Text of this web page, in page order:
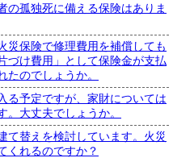
の孤独死に備える保険はありま
災保険で修理費用を補償しても
づけ費用」として保険金が支払
たのでしょうか。
る予定ですが、家財については
。大丈夫でしょうか。
て替えを検討しています。火災
くれるのですか？